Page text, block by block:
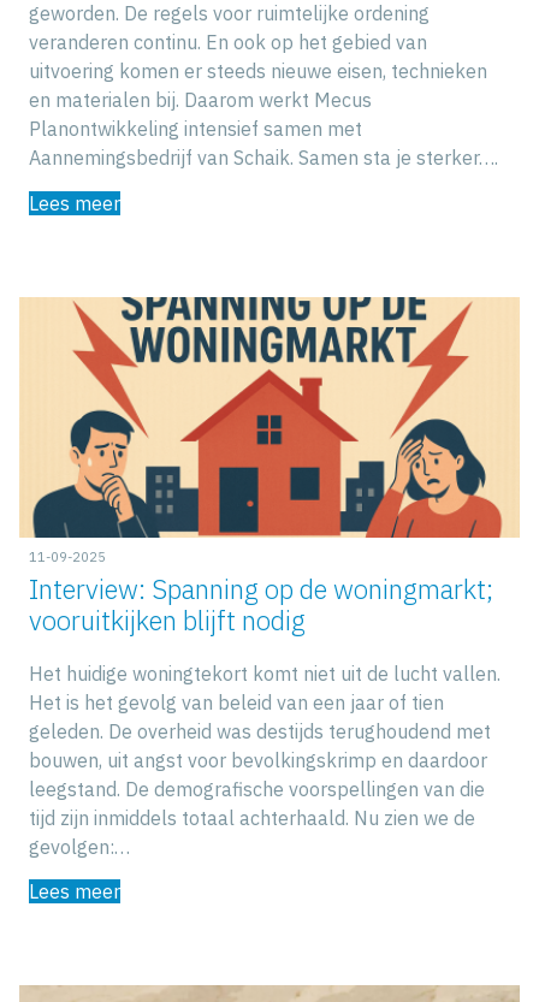
geworden. De regels voor ruimtelijke ordening
veranderen continu. En ook op het gebied van
uitvoering komen er steeds nieuwe eisen, technieken
en materialen bij. Daarom werkt Mecus
Planontwikkeling intensief samen met
Aannemingsbedrijf van Schaik. Samen sta je sterker….
Lees meer
11-09-2025
Interview: Spanning op de woningmarkt;
vooruitkijken blijft nodig
Het huidige woningtekort komt niet uit de lucht vallen.
Het is het gevolg van beleid van een jaar of tien
geleden. De overheid was destijds terughoudend met
bouwen, uit angst voor bevolkingskrimp en daardoor
leegstand. De demografische voorspellingen van die
tijd zijn inmiddels totaal achterhaald. Nu zien we de
gevolgen:…
Lees meer